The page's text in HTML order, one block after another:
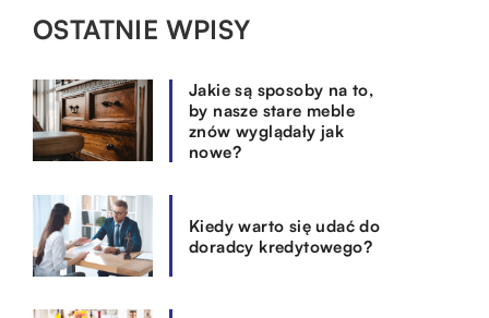
OSTATNIE WPISY
Jakie są sposoby na to,
by nasze stare meble
znów wyglądały jak
nowe?
Kiedy warto się udać do
doradcy kredytowego?